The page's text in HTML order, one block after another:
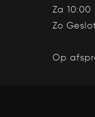
Za 10:00
Zo
Op